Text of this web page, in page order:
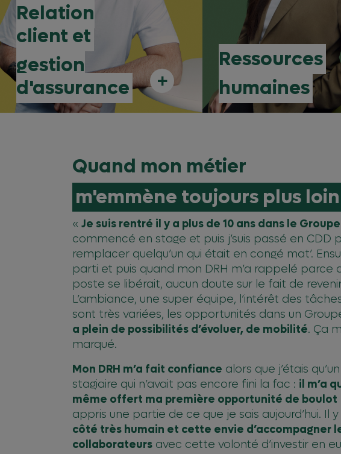
Relation
client et
gestion
d'assurance
+
Ressources
humaines
Quand mon métier
m'emmène toujours plus loin
« Je suis rentré il y a plus de 10 ans dans le
commencé en stage et puis j’suis passé en CDD
remplacer quelqu’un qui était en congé mat’.
parti et puis quand mon DRH m’a rappelé parce
poste se libérait, aucun doute sur le fait de
L’ambiance, une super équipe, l’intérêt des
sont très variées, les opportunités dans un
a plein de possibilités d’évoluer, de mobilité. Ça
marqué.
Mon DRH m’a fait confiance alors que j’étais qu’un
stagiaire qui n’avait pas encore fini la fac : il m’a
même offert ma première opportunité de boulot
appris une partie de ce que je sais aujourd’hui. Il y
côté très humain et cette envie d’accompagner
collaborateurs avec cette volonté d’investir en